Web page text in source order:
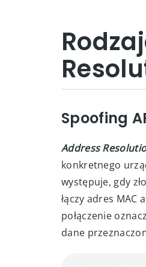
Spoofing
Address
konkretnego
występuje, gdy
łączy adres
połączenie
dane